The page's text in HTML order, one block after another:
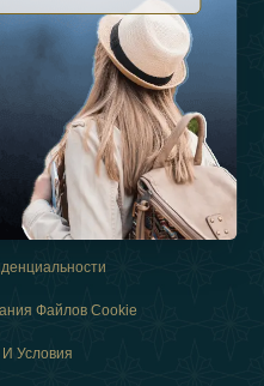
Файлов Cookie
Условия